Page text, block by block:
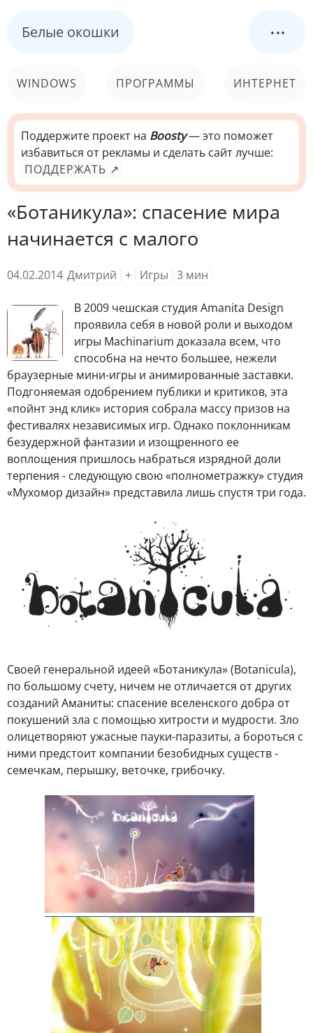
Белые окошки ...
WINDOWS ПРОГРАММЫ ИНТЕРНЕТ
КОМПЬЮТЕР
СИСТЕМА
Поддержите проект на Boosty— это поможет
избавиться от рекламы и сделать сайт лучше:
ПОДДЕРЖАТЬ ↗
«Ботаникула»: спасение мира
начинается с малого
04.02.2014 Дмитрий + Игры 3 мин
В2009 чешская студия Amanita Design
проявила себя в новой роли и выходом
игры Machinarium доказала всем, что
способна на нечто большее, нежели
браузерные мини-игры и анимированные заставки.
Подгоняемая одобрением публики и критиков, эта
«пойнт энд клик» история собрала массу призов на
фестивалях независимых игр. Однако поклонникам
безудержной фантазии и изощренного ее
воплощения пришлось набраться изрядной доли
терпения - следующую свою «полнометражку» студия
«Мухомор дизайн» представила лишь спустя три года.
Своей генеральной идеей «Ботаникула» (Botanicula),
по большому счету, ничем не отличается от других
созданий Аманиты: спасение вселенского добра от
покушений зла с помощью хитрости и мудрости. Зло
олицетворяют ужасные пауки-паразиты, а бороться с
ними предстоит компании безобидных существ -
семечкам, перышку, веточке, грибочку.